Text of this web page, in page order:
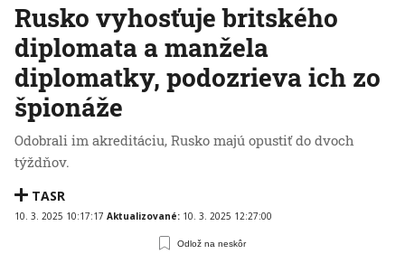
Rusko vyhosťuje britského
diplomata a manžela
diplomatky, podozrieva ich zo
špionáže
Odobrali im akreditáciu, Rusko majú opustiť do dvoch
týždňov.
TASR
10. 3. 2025 10:17:17 Aktualizované: 10. 3. 2025 12:27:00
Odlož na neskôr